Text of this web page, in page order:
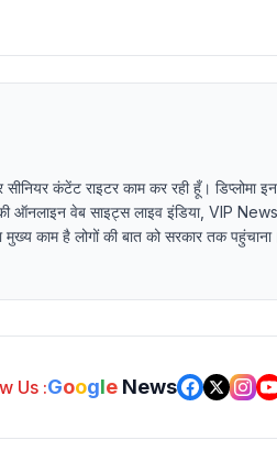
कंटेंट राइटर काम कर रही हूँ। डिप्लोमा
ऑनलाइन वेब साइट्स लाइव इंडिया, VIP
काम है लोगों की बात को सरकार तक
Us :Google News